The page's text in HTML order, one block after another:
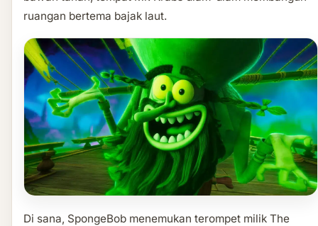
ruangan bertema bajak laut.
Di sana, SpongeBob menemukan terompet milik The